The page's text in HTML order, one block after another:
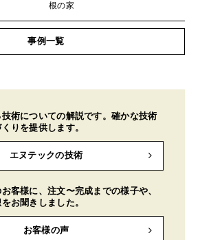
根の家
事例一覧
術についての解説です。確かな技術
りを提供します。
エヌテックの技術
客様に、注文〜完成までの様子や、
お聞きしました。
お客様の声